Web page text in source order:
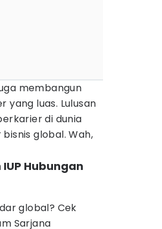
membangun
yang luas. Lulusan
di dunia
global. Wah,
Hubungan
global? Cek
Sarjana